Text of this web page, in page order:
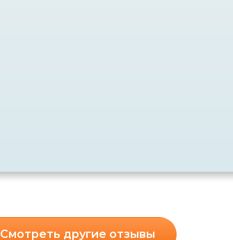
Смотреть другие отзывы